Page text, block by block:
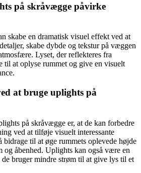
på skråvægge påvirke
skabe en dramatisk visuel effekt ved at
skabe dybde og tekstur på væggen
Lyset, der reflekteres fra
til at oplyse rummet og give en visuelt
at bruge uplights på
på skråvægge er, at de kan forbedre
ved at tilføje visuelt interessante
bidrage til at øge rummets oplevede højde
og åbenhed. Uplights kan også være en
bruger mindre strøm til at give lys til et